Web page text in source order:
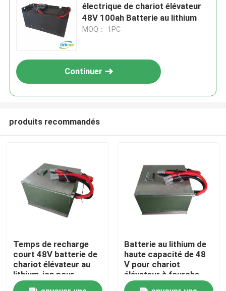
Produits
Au sujet de nous
électrique de chariot élévateur
48V 100ah Batterie au lithium
MOQ： 1PC
Continuer
produits recommandés
Temps de recharge
court 48V batterie de
chariot élévateur au
lithium-ion pour
différentes
Batterie au lithium de
haute capacité de 48
V pour chariot
élévateur à fourche
avec un temps de